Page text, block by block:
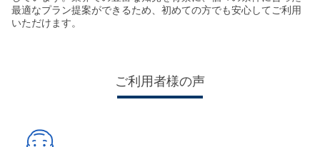
最適なプラン提案ができるため、初めての方でも安心してご利用
いただけます。
ご利用者様の声